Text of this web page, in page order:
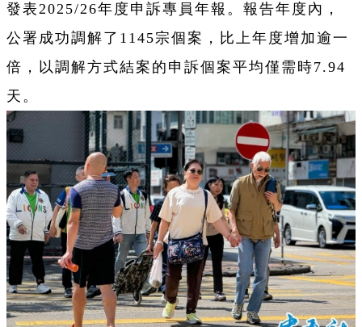
發表2025/26年度申訴專員年報。報告年度內，
公署成功調解了1145宗個案，比上年度增加逾一
倍，以調解方式結案的申訴個案平均僅需時7.94
天。